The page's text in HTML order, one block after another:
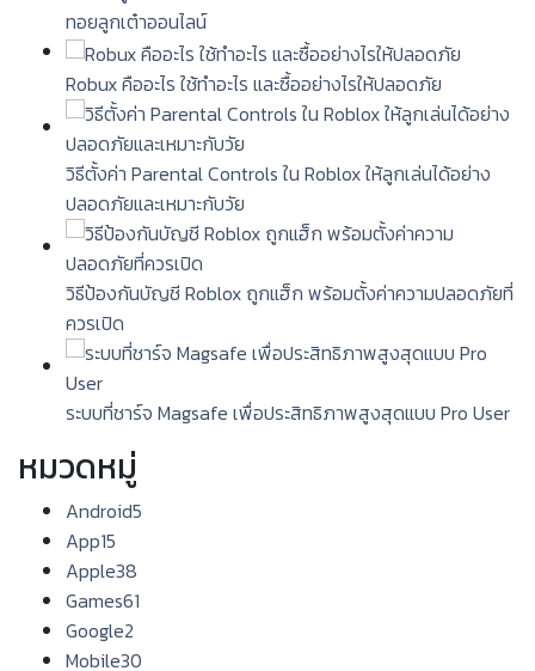
ทอยลูกเต๋าออนไลน์
Robux คืออะไร ใช้ทำอะไร และซื้ออย่างไรให้ปลอดภัย
วิธีตั้งค่า Parental Controls ใน Roblox ให้ลูกเล่นได้อย่าง
ปลอดภัยและเหมาะกับวัย
วิธีป้องกันบัญชี Roblox ถูกแฮ็ก พร้อมตั้งค่าความปลอดภัยที่
ควรเปิด
ระบบที่ชาร์จ Magsafe เพื่อประสิทธิภาพสูงสุดแบบ Pro User
หมวดหมู่
Android5
App15
Apple38
Games61
Google2
Mobile30